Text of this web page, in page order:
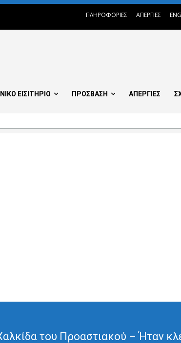
ΠΛΗΡΟΦΟΡΙΕΣ ΑΠΕΡΓΙΕΣ
ΕΙΣΙΤΗΡΙΟ ΠΡΟΣΒΑΣΗ ΑΠΕΡΓΙΕΣ
του Προαστιακού – Ήταν